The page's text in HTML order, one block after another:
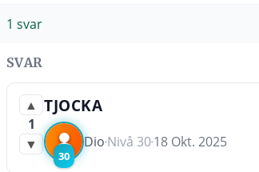
1 svar
SVAR
▲
1
▼
TJOCKA
30
Dio Nivå 3018 Okt. 2025